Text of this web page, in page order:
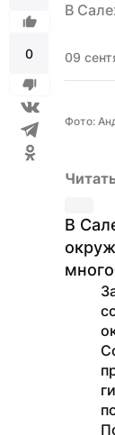
0
В
09
Фото:
В